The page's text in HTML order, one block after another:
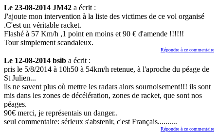
Le 23-08-2014 JM42 a écrit :
J'ajoute mon intervention à la liste des victimes de ce vol organisé
.C'est un véritable racket.
Flashé à 57 Km/h ,1 point en moins et 90 € d'amende !!!!!!
Tour simplement scandaleux.
Répondre à ce commentaire
Le 12-08-2014 bsib a écrit :
pris le 5/8/2014 à 10h50 à 54km/h retenue, à l'aproche du péage de
St Julien...
ils ne savent plus où mettre les radars alors sournoisement!!! ils sont
mis dans les zones de décélération, zones de racket, que sont nos
péages.
90€ merci, je représentais un danger..
seul commentaire: sérieux s'abstenir, c'est Français..........
Répondre à ce commentaire